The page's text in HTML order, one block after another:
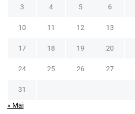
3 4 5 6
10 11 12 13
17 18 19 20
24 25 26 27
31
« Mai